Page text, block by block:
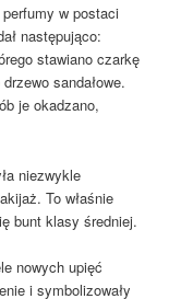
w postaci
następująco:
stawiano czarkę
sandałowe.
je okadzano,
niezwykle
To właśnie
bunt klasy średniej.
nowych upięć
i symbolizowały